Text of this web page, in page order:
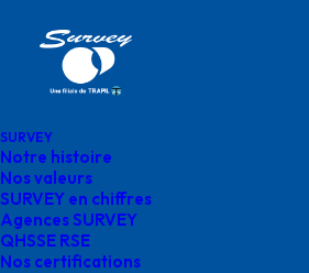
SURVEY
Notre histoire
Nos valeurs
SURVEY en chiffres
Agences SURVEY
QHSSE RSE
Nos certifications
Accueil